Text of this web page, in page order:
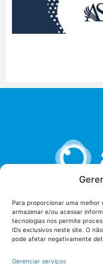
Para proporcionar uma melhor
armazenar e/ou acessar
tecnologias nos permite
IDs exclusivos neste site. O
pode afetar negativamente
Gerenciar serviços
União dos
Setor de